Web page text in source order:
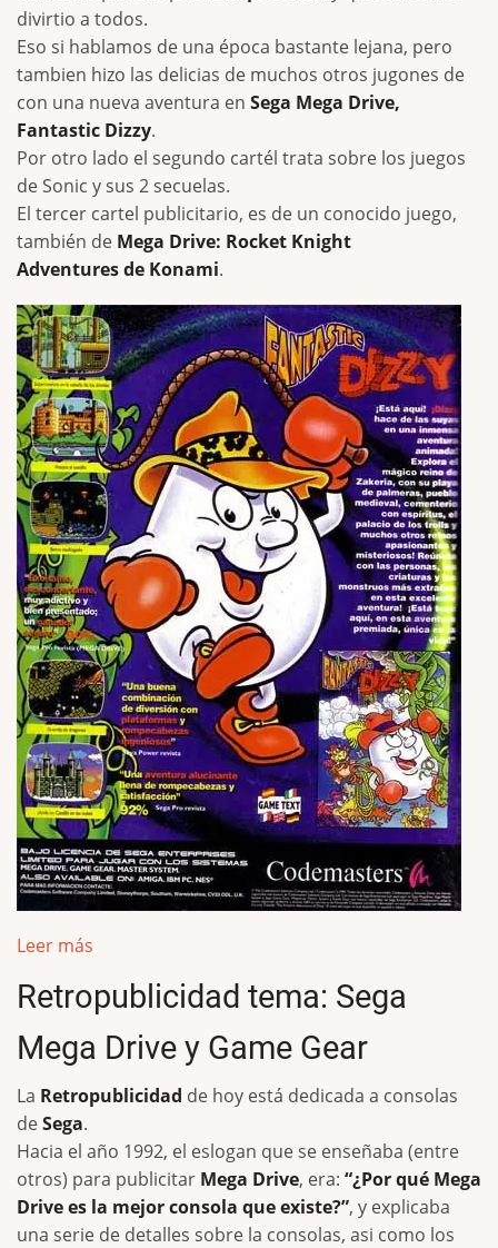
divirtio a todos.
Eso si hablamos de una época bastante lejana, pero
tambien hizo las delicias de muchos otros jugones de
con una nueva aventura en Sega Mega Drive,
Fantastic Dizzy.
Por otro lado el segundo cartél trata sobre los juegos
de Sonic y sus 2 secuelas.
El tercer cartel publicitario, es de un conocido juego,
también de Mega Drive: Rocket Knight
Adventures de Konami.
Leer más
Retropublicidad tema: Sega
Mega Drive y Game Gear
La Retropublicidad de hoy está dedicada a consolas
deSega.
Hacia el año 1992, el eslogan que se enseñaba (entre
otros) para publicitar Mega Drive, era: “¿Por qué Mega
Drive es la mejor consola que existe?”, y explicaba
una serie de detalles sobre la consolas, asi como los